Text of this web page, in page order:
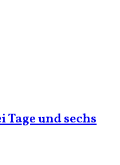
und sechs